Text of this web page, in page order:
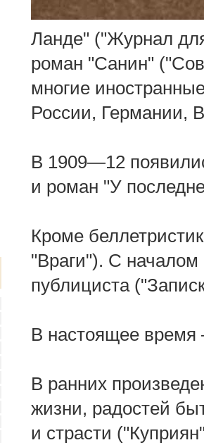
Ланде" ("Журнал
роман "Санин"
многие
России, Германии,
В 1909—12
и роман "У
Кроме
"Враги"). С
публициста
В настоящее время
В ранних
жизни, радостей
и страсти